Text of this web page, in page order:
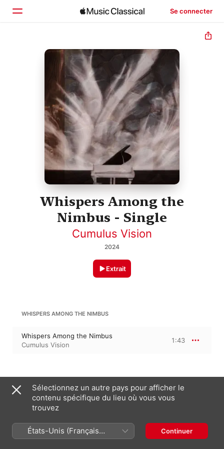
Se connecter
Accueil
Parcourir
Rechercher
Whispers Among the
Nimbus - Single
Cumulus Vision
2024
Extrait
WHISPERS AMONG THE NIMBUS
Whispers Among the Nimbus
Cumulus Vision
1:43
1 morceau, 1 minute
℗ 2024 UnlimitedMusic
Sur cet album
Sélectionnez un autre pays pour afficher le
contenu spécifique du lieu où vous vous
trouvez
États-Unis (Français
France)
Continuer